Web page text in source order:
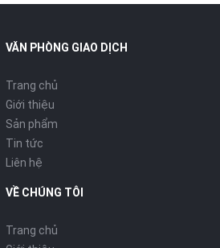
VĂN PHÒNG GIAO DỊCH
Trang chủ
Giới thiệu
Sản phẩm
Tin tức
Liên hệ
VỀ CHÚNG TÔI
Trang chủ